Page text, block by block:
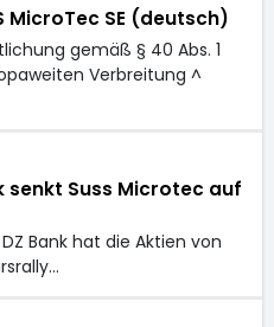
MicroTec SE (deutsch)
gemäß § 40 Abs. 1
Verbreitung ^
senkt Suss Microtec auf
DZ Bank hat die Aktien von